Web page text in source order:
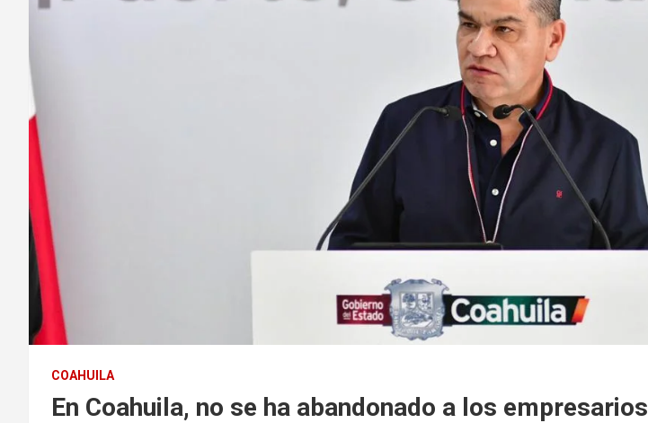
COAHUILA
En Coahuila, no se ha abandonado a los empresarios